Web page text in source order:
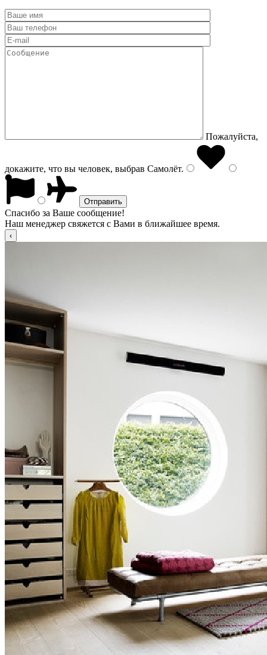
Пожалуйста,
докажите, что вы человек, выбрав Самолёт.
Спасибо за Ваше сообщение!
Наш менеджер свяжется с Вами в ближайшее время.